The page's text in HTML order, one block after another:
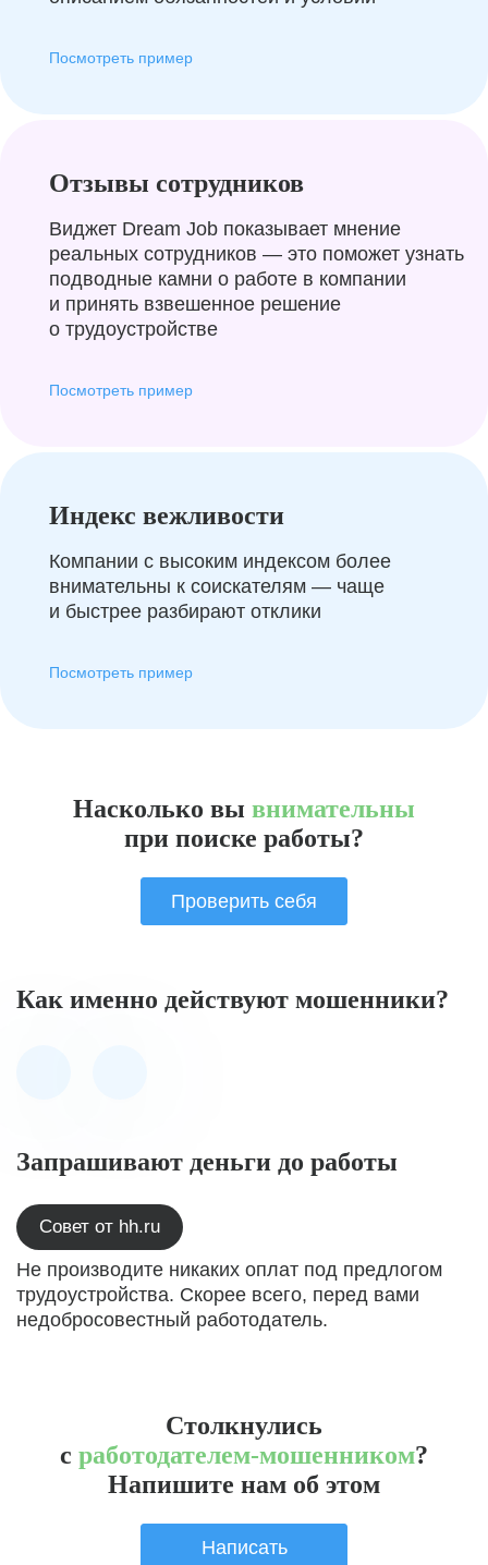
Посмотреть пример
Отзывы сотрудников
Виджет Dream Job показывает мнение
реальных сотрудников — это поможет узнать
подводные камни о работе в компании
и принять взвешенное решение
о трудоустройстве
Посмотреть пример
Индекс вежливости
Компании с высоким индексом более
внимательны к соискателям — чаще
и быстрее разбирают отклики
Посмотреть пример
Насколько вы внимательны
при поиске работы?
Проверить себя
Как именно действуют мошенники?
Запрашивают деньги до работы
Совет от hh.ru
Не производите никаких оплат под предлогом
трудоустройства. Скорее всего, перед вами
недобросовестный работодатель.
Столкнулись
с работодателем-мошенником?
Напишите нам об этом
Написать